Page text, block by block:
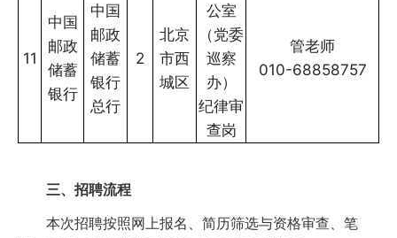
11
中国
邮政
储蓄
银行
中国
邮政
储蓄
银行
总行
2
北京
市西
城区
公室
（党委
巡察
办）
纪律审
查岗
管老师
010-68858757
三、招聘流程
本次招聘按照网上报名、简历筛选与资格审查、笔